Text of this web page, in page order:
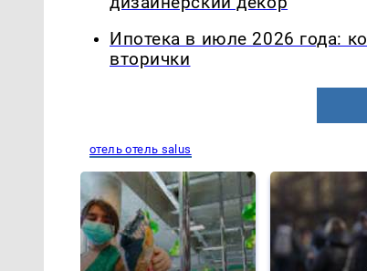
Ипотека в июле 2026 года:
вторички
отель отель salus